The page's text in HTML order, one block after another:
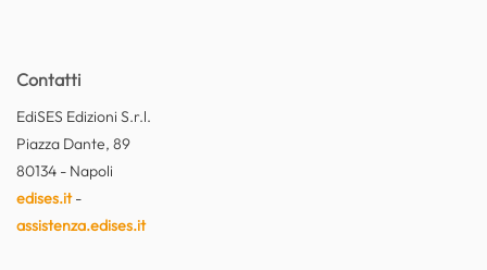
Contatti
EdiSES Edizioni S.r.l.
Piazza Dante, 89
80134 - Napoli
edises.it-
assistenza.edises.it